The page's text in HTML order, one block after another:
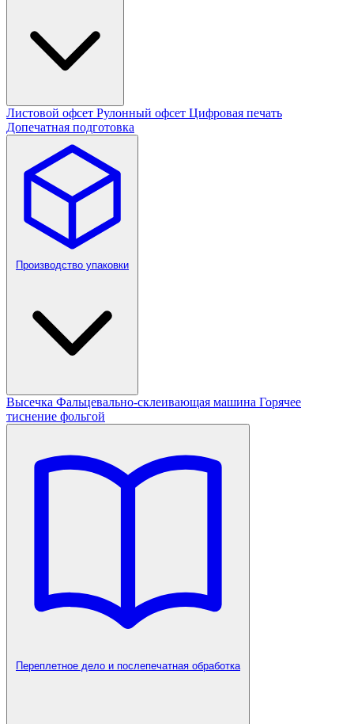
Листовой офсет Рулонный офсет Цифровая печать
Допечатная подготовка
Производство упаковки
Высечка Фальцевально-склеивающая машина Горячее
тиснение фольгой
Переплетное дело и послепечатная обработка